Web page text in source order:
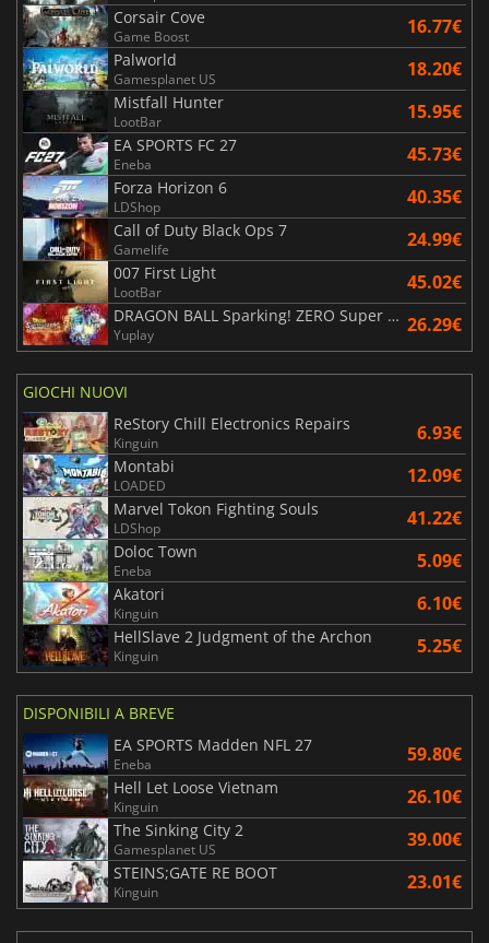
Corsair Cove
Game Boost 16.77€
Palworld
Gamesplanet US 18.20€
Mistfall Hunter
LootBar 15.95€
EA SPORTS FC 27
Eneba 45.73€
Forza Horizon 6
LDShop 40.35€
Call of Duty Black Ops 7
Gamelife 24.99€
007 First Light
LootBar 45.02€
DRAGON BALL Sparking! ZERO Super Limit Breaking NEO
Yuplay 26.29€
GIOCHI NUOVI
ReStory Chill Electronics Repairs
Kinguin 6.93€
Montabi
LOADED 12.09€
Marvel Tokon Fighting Souls
LDShop 41.22€
Doloc Town
Eneba 5.09€
Akatori
Kinguin 6.10€
HellSlave 2 Judgment of the Archon
Kinguin 5.25€
DISPONIBILI A BREVE
EA SPORTS Madden NFL 27
Eneba 59.80€
Hell Let Loose Vietnam
Kinguin 26.10€
The Sinking City 2
Gamesplanet US 39.00€
STEINS;GATE RE BOOT
Kinguin 23.01€